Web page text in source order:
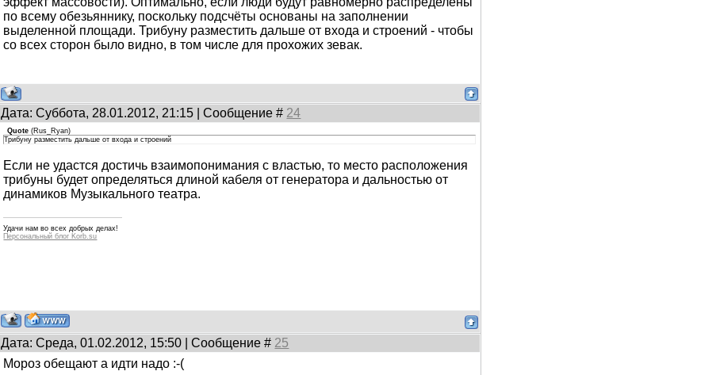
по всему обезьяннику, поскольку подсчёты основаны на заполнении
выделенной площади. Трибуну разместить дальше от входа и строений - чтобы
со всех сторон было видно, в том числе для прохожих зевак.
Дата: Суббота, 28.01.2012, 21:15 | Сообщение # 24
Quote (Rus_Ryan)
Трибуну разместить дальше от входа и строений
Если не удастся достичь взаимопонимания с властью, то место расположения
трибуны будет определяться длиной кабеля от генератора и дальностью от
динамиков Музыкального театра.
Удачи нам во всех добрых делах!
Персональный блог Korb.su
Дата: Среда, 01.02.2012, 15:50 | Сообщение # 25
Мороз обещают а идти надо :-(